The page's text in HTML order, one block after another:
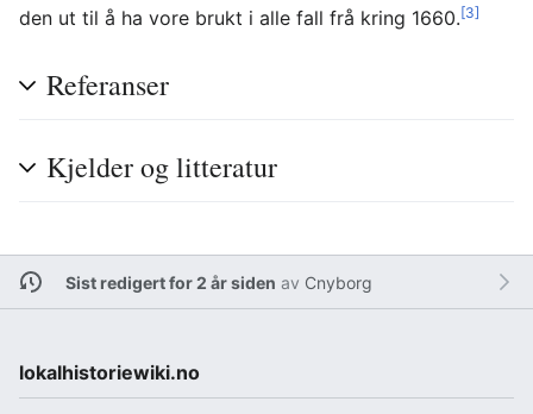
den ut til å ha vore brukt i alle fall frå kring 1660.[3]
Referanser
Kjelder og litteratur
Sist redigert for 2 år siden av Cnyborg
lokalhistoriewiki.no